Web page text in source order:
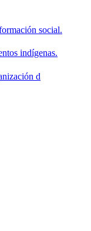
social.
indígenas.
d